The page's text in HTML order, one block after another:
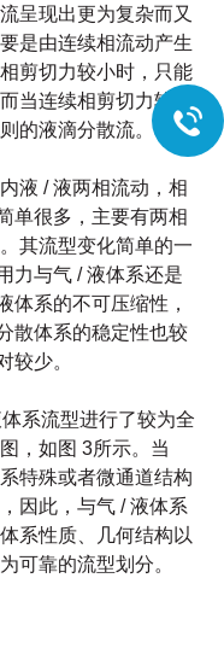
呈现出更为复杂而又
是由连续相流动产生
剪切力较小时，只能
当连续相剪切力较大
的液滴分散流。
液 / 液两相流动，相
单很多，主要有两相
其流型变化简单的一
力与气 / 液体系还是
体系的不可压缩性，
散体系的稳定性也较
较少。
系流型进行了较为全
，如图 3所示。当
特殊或者微通道结构
因此，与气 / 液体系
系性质、几何结构以
可靠的流型划分。